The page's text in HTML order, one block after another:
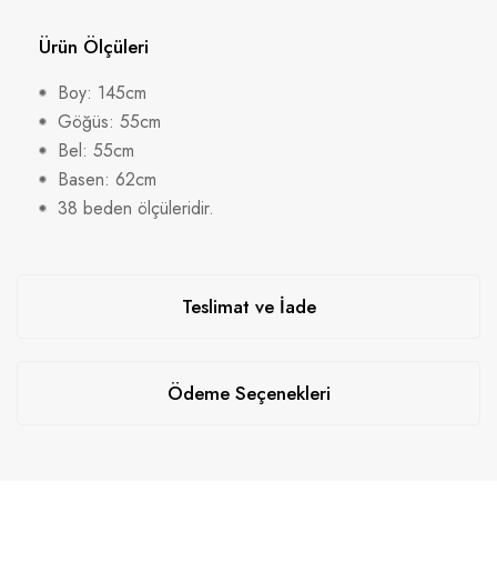
Ürün Ölçüleri
Boy: 145cm
Göğüs: 55cm
Bel: 55cm
Basen: 62cm
38 beden ölçüleridir.
Teslimat ve İade
Ödeme Seçenekleri